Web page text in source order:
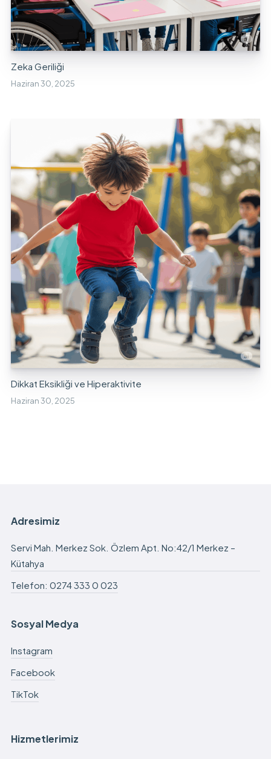
Zeka Geriliği
Haziran 30, 2025
Dikkat Eksikliği ve Hiperaktivite
Haziran 30, 2025
Adresimiz
Servi Mah. Merkez Sok. Özlem Apt. No:42/1 Merkez –
Kütahya
Telefon: 0274 333 0 023
Sosyal Medya
Instagram
Facebook
TikTok
Hizmetlerimiz